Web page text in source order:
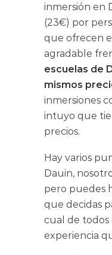
inmersión en
(23€) por
que ofrecen
agradable
escuelas de
mismos
inmersiones
intuyo que
precios.
Hay varios
Dauin,
pero puedes
que decidas
cual de todos
experiencia